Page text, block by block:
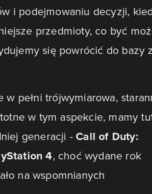
i podejmowaniu decyzji,
przedmioty, co być
się powrócić do bazy z
w pełni trójwymiarowa,
w tym aspekcie, mamy
generacji -Call of Duty:
4, choć wydane rok
na wspomnianych